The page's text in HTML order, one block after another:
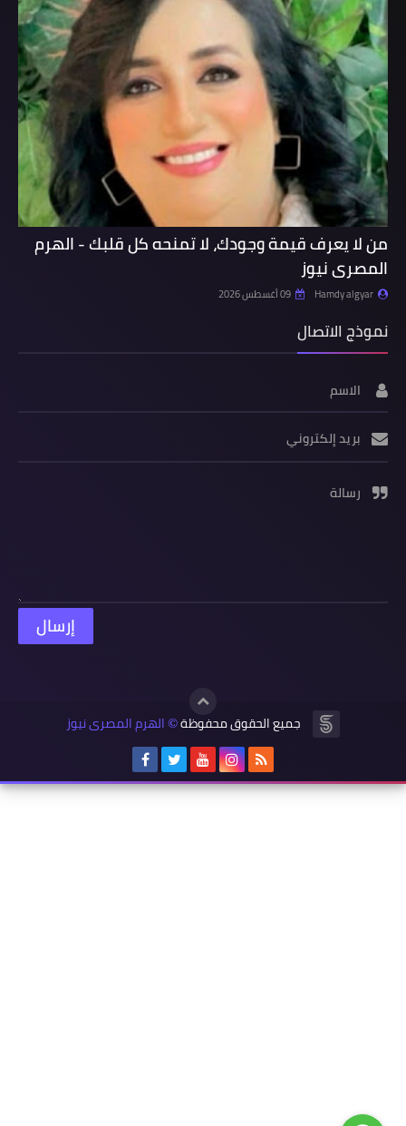
من لا يعرف قيمة وجودك، لا تمنحه كل قلبك - الهرم
المصرى نيوز
Hamdy algyar 09 أغسطس 2026
نموذج الاتصال
الاسم
بريد إلكتروني
رسالة
جميع الحقوق محفوظة© الهرم المصرى نيوز